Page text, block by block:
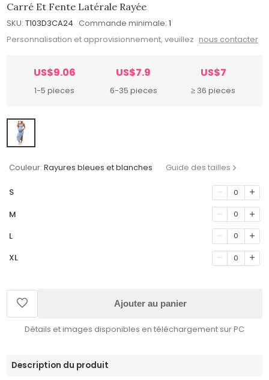
Carré Et Fente Latérale Rayée
SKU: T103D3CA24 Commande minimale: 1
Personnalisation et approvisionnement, veuillez nous contacter
US$9.06
1-5 pieces
US$7.9
6-35 pieces
US$7
≥ 36 pieces
Couleur: Rayures bleues et blanches Guide des tailles
S 0
M 0
L 0
XL 0
Ajouter au panier
Détails et images disponibles en téléchargement sur PC
Description du produit